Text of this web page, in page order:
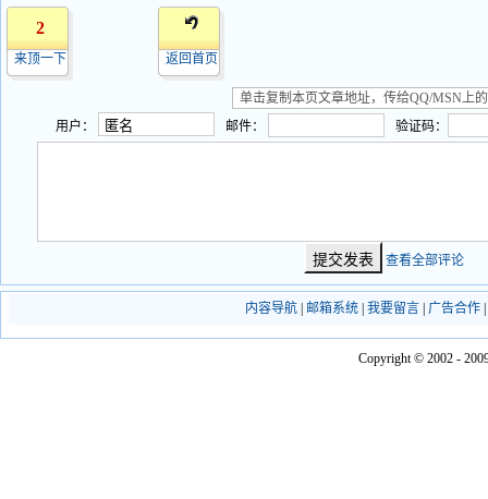
2
来顶一下 返回首页
用户： 邮件： 验证码：
查看全部评论
内容导航| 邮箱系统| 我要留言| 广告合作|
Copyright © 2002 -